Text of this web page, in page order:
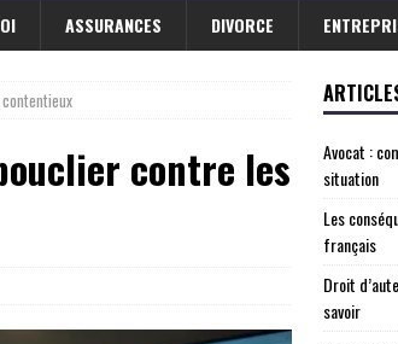
ASSURANCES DIVORCE
contre les
Avocat :
situation
Les
français
Droit
savoir